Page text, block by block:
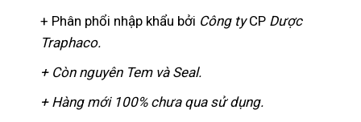
+ Phân phổi nhập khẩu bởi Công tyCP Dược
Traphaco.
+ Còn nguyên Tem và Seal.
+ Hàng mới 100% chưa qua sử dụng.